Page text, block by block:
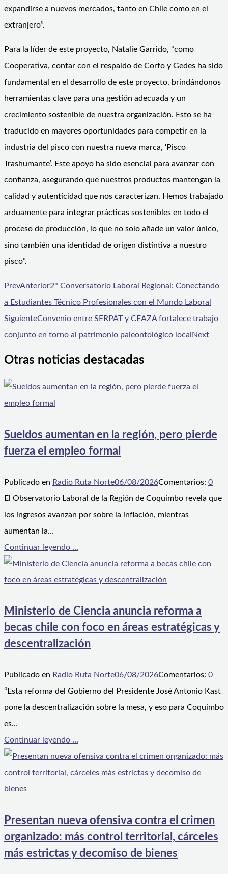
expandirse a nuevos mercados, tanto en Chile como en el
extranjero”.
Para la líder de este proyecto, Natalie Garrido, “como
Cooperativa, contar con el respaldo de Corfo y Gedes ha sido
fundamental en el desarrollo de este proyecto, brindándonos
herramientas clave para una gestión adecuada y un
crecimiento sostenible de nuestra organización. Esto se ha
traducido en mayores oportunidades para competir en la
industria del pisco con nuestra nueva marca, ‘Pisco
Trashumante’. Este apoyo ha sido esencial para avanzar con
confianza, asegurando que nuestros productos mantengan la
calidad y autenticidad que nos caracterizan. Hemos trabajado
arduamente para integrar prácticas sostenibles en todo el
proceso de producción, lo que no solo añade un valor único,
sino también una identidad de origen distintiva a nuestro
pisco”.
PrevAnterior2° Conversatorio Laboral Regional: Conectando
a Estudiantes Técnico Profesionales con el Mundo Laboral
SiguienteConvenio entre SERPAT y CEAZA fortalece trabajo
conjunto en torno al patrimonio paleontológico localNext
Otras noticias destacadas
Sueldos aumentan en la región, pero pierde
fuerza el empleo formal
Publicado en Radio Ruta Norte06/08/2026Comentarios: 0
El Observatorio Laboral de la Región de Coquimbo revela que
los ingresos avanzan por sobre la inflación, mientras
aumentan la…
Continuar leyendo ...
Ministerio de Ciencia anuncia reforma a
becas chile con foco en áreas estratégicas y
descentralización
Publicado en Radio Ruta Norte06/08/2026Comentarios: 0
“Esta reforma del Gobierno del Presidente José Antonio Kast
pone la descentralización sobre la mesa, y eso para Coquimbo
es…
Continuar leyendo ...
Presentan nueva ofensiva contra el crimen
organizado: más control territorial, cárceles
más estrictas y decomiso de bienes